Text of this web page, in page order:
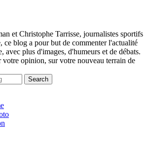
et Christophe Tarrisse, journalistes sportifs
ce blog a pour but de commenter l'actualité
avec plus d'images, d'humeurs et de débats.
votre opinion, sur votre nouveau terrain de